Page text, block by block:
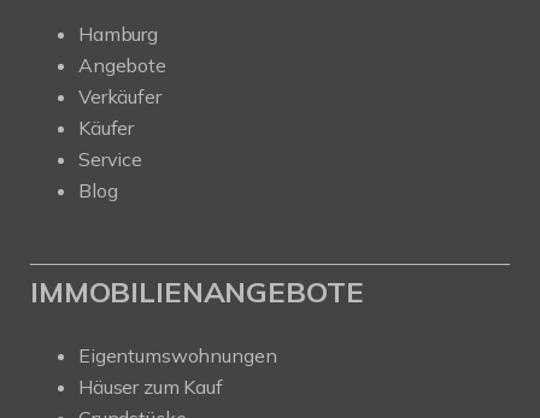
Hamburg
Angebote
Verkäufer
Käufer
Service
Blog
IMMOBILIENANGEBOTE
Eigentumswohnungen
Häuser zum Kauf